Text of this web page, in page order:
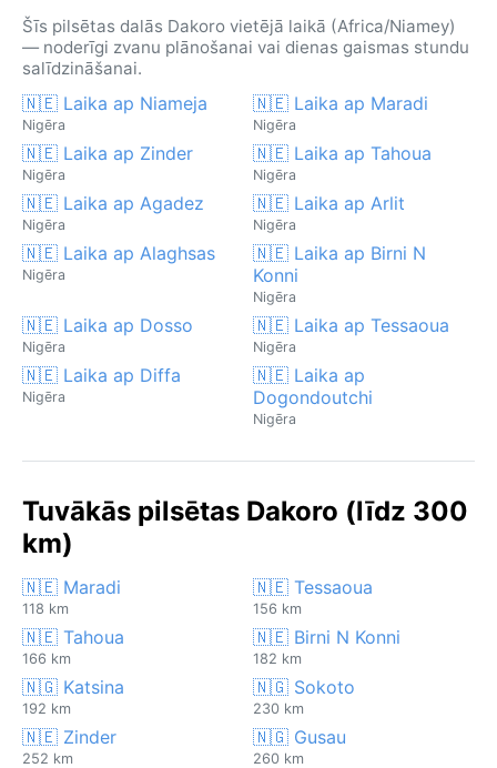
Šīs pilsētas dalās Dakoro vietējā laikā (Africa/Niamey)
— noderīgi zvanu plānošanai vai dienas gaismas stundu
salīdzināšanai.
🇳🇪 Laika ap Niameja
Nigēra
🇳🇪 Laika ap Maradi
Nigēra
🇳🇪 Laika ap Zinder
Nigēra
🇳🇪 Laika ap Tahoua
Nigēra
🇳🇪 Laika ap Agadez
Nigēra
🇳🇪 Laika ap Arlit
Nigēra
🇳🇪 Laika ap Alaghsas
Nigēra
🇳🇪 Laika ap Birni N
Konni
Nigēra
🇳🇪 Laika ap Dosso
Nigēra
🇳🇪 Laika ap Tessaoua
Nigēra
🇳🇪 Laika ap Diffa
Nigēra
🇳🇪 Laika ap
Dogondoutchi
Nigēra
Tuvākās pilsētas Dakoro (līdz 300
km)
🇳🇪 Maradi
118 km
🇳🇪 Tessaoua
156 km
🇳🇪 Tahoua
166 km
🇳🇪 Birni N Konni
182 km
🇳🇬 Katsina
192 km
🇳🇬 Sokoto
230 km
🇳🇪 Zinder
252 km
🇳🇬 Gusau
260 km